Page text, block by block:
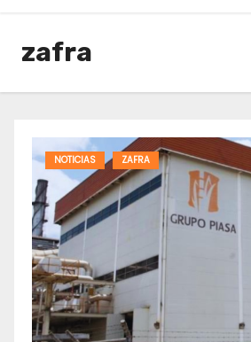
zafra
NOTICIAS ZAFRA